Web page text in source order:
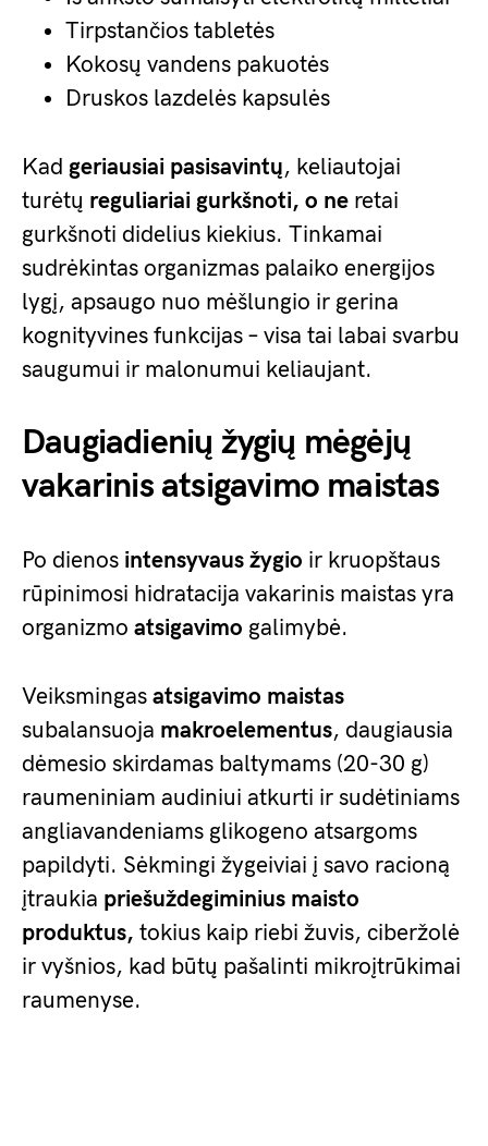
Tirpstančios tabletės
Kokosų vandens pakuotės
Druskos lazdelės kapsulės
Kad geriausiai pasisavintų, keliautojai
turėtų reguliariai gurkšnoti, o ne retai
gurkšnoti didelius kiekius. Tinkamai
sudrėkintas organizmas palaiko energijos
lygį, apsaugo nuo mėšlungio ir gerina
kognityvines funkcijas – visa tai labai svarbu
saugumui ir malonumui keliaujant.
Daugiadienių žygių mėgėjų
vakarinis atsigavimo maistas
Po dienos intensyvaus žygio ir kruopštaus
rūpinimosi hidratacija vakarinis maistas yra
organizmo atsigavimo galimybė.
Veiksmingas atsigavimo maistas
subalansuoja makroelementus, daugiausia
dėmesio skirdamas baltymams (20-30 g)
raumeniniam audiniui atkurti ir sudėtiniams
angliavandeniams glikogeno atsargoms
papildyti. Sėkmingi žygeiviai į savo racioną
įtraukia priešuždegiminius maisto
produktus, tokius kaip riebi žuvis, ciberžolė
ir vyšnios, kad būtų pašalinti mikroįtrūkimai
raumenyse.